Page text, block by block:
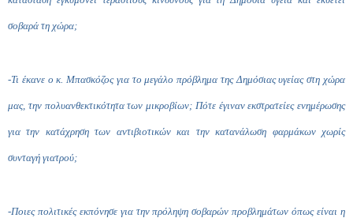
σοβαρά τη χώρα;
-Τι έκανε ο κ. Μπασκόζος για το μεγάλο πρόβλημα της Δημόσιας υγείας στη χώρα
μας, την πολυανθεκτικότητα των μικροβίων; Πότε έγιναν εκστρατείες ενημέρωσης
για την κατάχρηση των αντιβιοτικών και την κατανάλωση φαρμάκων χωρίς
συνταγή γιατρού;
-Ποιες πολιτικές εκπόνησε για την πρόληψη σοβαρών προβλημάτων όπως είναι η